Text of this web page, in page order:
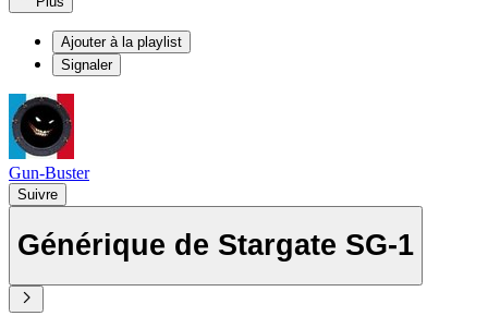
Ajouter à la playlist
Signaler
Gun-Buster
Suivre
Générique de Stargate SG-1